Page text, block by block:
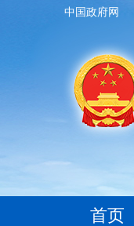
中国政府网
首页